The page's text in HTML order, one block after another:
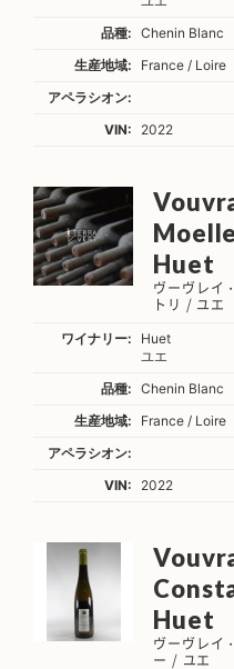
品種:
Chenin Blanc
生産地域:
France / Loire
アペラシオン:
VIN:
2022
Huet
ヴーヴレイ
トリ / ユエ
ワイナリー:
Huet
ユエ
品種:
Chenin Blanc
生産地域:
France / Loire
アペラシオン:
VIN:
2022
Huet
ヴーヴレイ
ー / ユエ